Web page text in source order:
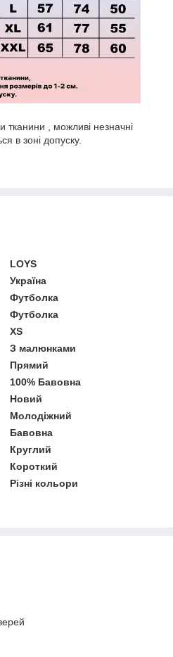
тканини , можливі незначні
в зоні допуску.
LOYS
Україна
Футболка
Футболка
XS
З малюнками
Прямий
100% Бавовна
Новий
Молодіжний
Бавовна
Круглий
Короткий
Різні кольори